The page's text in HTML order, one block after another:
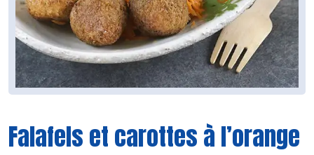
Falafels et carottes à l’orange